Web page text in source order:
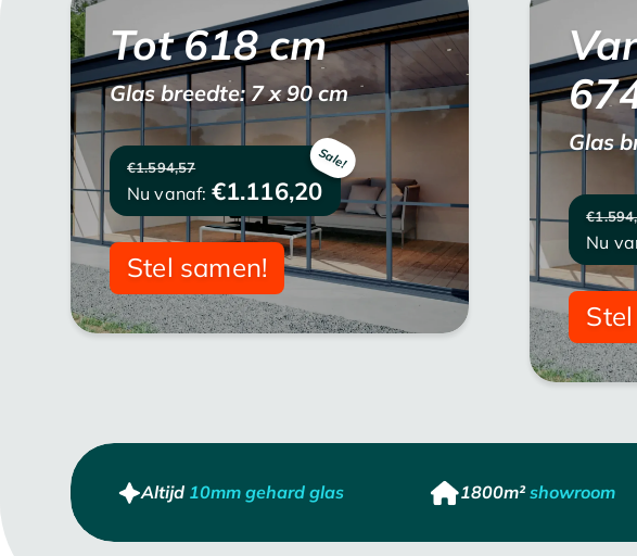
Tot618cm
Glas breedte: 7 x 90 cm
€1.594,57
Nu vanaf: €1.116,20
Stel samen!
Glas
Nu
Altijd 10mm gehard glas 1800m²showroom